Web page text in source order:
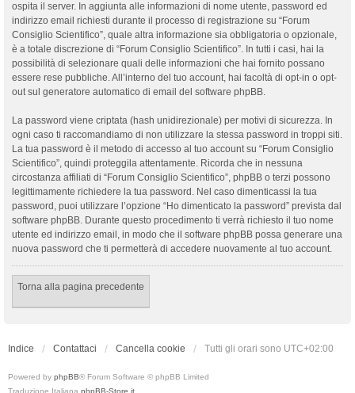
ospita il server. In aggiunta alle informazioni di nome utente, password ed
indirizzo email richiesti durante il processo di registrazione su “Forum
Consiglio Scientifico”, quale altra informazione sia obbligatoria o opzionale,
è a totale discrezione di “Forum Consiglio Scientifico”. In tutti i casi, hai la
possibilità di selezionare quali delle informazioni che hai fornito possano
essere rese pubbliche. All’interno del tuo account, hai facoltà di opt-in o opt-
out sul generatore automatico di email del software phpBB.
La password viene criptata (hash unidirezionale) per motivi di sicurezza. In
ogni caso ti raccomandiamo di non utilizzare la stessa password in troppi siti.
La tua password è il metodo di accesso al tuo account su “Forum Consiglio
Scientifico”, quindi proteggila attentamente. Ricorda che in nessuna
circostanza affiliati di “Forum Consiglio Scientifico”, phpBB o terzi possono
legittimamente richiedere la tua password. Nel caso dimenticassi la tua
password, puoi utilizzare l’opzione “Ho dimenticato la password” prevista dal
software phpBB. Durante questo procedimento ti verrà richiesto il tuo nome
utente ed indirizzo email, in modo che il software phpBB possa generare una
nuova password che ti permetterà di accedere nuovamente al tuo account.
Torna alla pagina precedente
Indice Contattaci Cancella cookie Tutti gli orari sono UTC+02:00
Powered by phpBB® Forum Software © phpBB Limited
Traduzione Italiana phpBB-Store.it